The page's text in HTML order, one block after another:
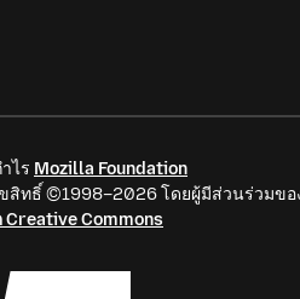
ไร Mozilla Foundation
สิทธิ์ ©1998–2026 โดยผู้มีส่วนร่วมข
Commons